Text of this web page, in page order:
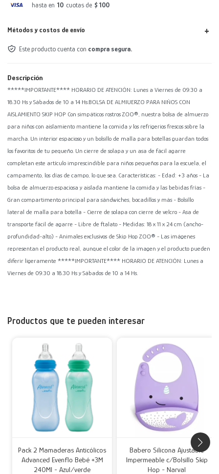
hasta en 10 cuotas de $ 100
Métodos y costos de envío
Este producto cuenta con compra segura.
Descripción
*****IMPORTANTE**** HORARIO DE ATENCIÓN: Lunes a Viernes de 09.30 a
18.30 Hs y Sábados de 10 a 14 Hs.BOLSA DE ALMIUERZO PARA NIÑOS CON
AISLAMIENTO SKIP HOP Con simpáticos rostros ZOO®, nuestra bolsa de almuerzo
para niños con aislamiento mantiene la comida y los refrigerios frescos sobre la
marcha. Un interior espacioso y un bolsillo de malla para botellas guardan todos
los favoritos de tu pequeño. Un cierre de solapa y un asa de fácil agarre
completan este artículo imprescindible para niños pequeños para la escuela, el
campamento, los días de campo, lo que sea. Características: - Edad: +3 años - La
bolsa de almuerzo espaciosa y aislada mantiene la comida y las bebidas frías -
Gran compartimento principal para sándwiches, bocadillos y más - Bolsillo
lateral de malla para botella - Cierre de solapa con cierre de velcro - Asa de
transporte fácil de agarre - Libre de ftalato - Medidas: 18 x 11 x 24 cm (ancho-
profundidad-alto) - Animales exclusivos de Skip Hop ZOO® - Las imágenes
representan el producto real, aunque el color de la imagen y el producto pueden
diferir ligeramente *****IMPORTANTE**** HORARIO DE ATENCIÓN: Lunes a
Viernes de 09.30 a 18.30 Hs y Sábados de 10 a 14 Hs.
Productos que te pueden interesar
Pack 2 Mamaderas Anticólicos
Advanced Evenflo Bebé +3M
240Ml - Azul/verde
Babero Silicona Ajustable
Impermeable c/Bolsillo Skip
Hop - Narval